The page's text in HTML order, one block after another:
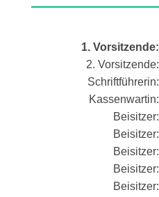
1. Vorsitzende:
2. Vorsitzende:
Schriftführerin:
Kassenwartin:
Beisitzer:
Beisitzer:
Beisitzer:
Beisitzer:
Beisitzer: